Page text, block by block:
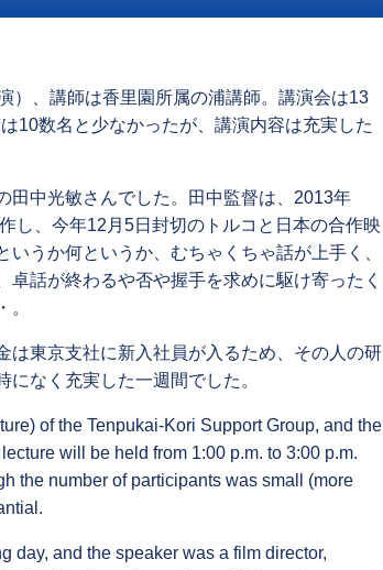
）、講師は香里園所属の浦講師。講演会は13
10数名と少なかったが、講演内容は充実した
田中光敏さんでした。田中監督は、2013年
し、今年12月5日封切のトルコと日本の合作映
うか何というか、むちゃくちゃ話が上手く、
話が終わるや否や握手を求めに駆け寄ったく
。
は東京支社に新入社員が入るため、その人の研
なく充実した一週間でした。
of the Tenpukai-Kori Support Group, and the
will be held from 1:00 p.m. to 3:00 p.m.
the number of participants was small (more
day, and the speaker was a film director,